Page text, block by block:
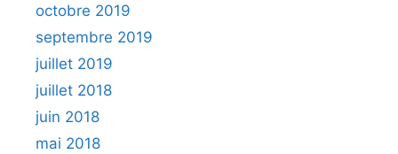
octobre 2019
septembre 2019
juillet 2019
juillet 2018
juin 2018
mai 2018